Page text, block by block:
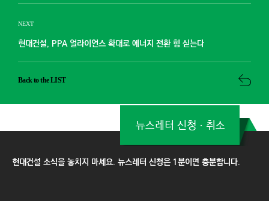
NEXT
현대건설, PPA 얼라이언스 확대로 에너지 전환 힘 싣는다
Back to the LIST
현대건설 소식을 놓치지 마세요. 뉴스레터 신청은 1분이면 충분합니다.
뉴스레터 신청ㆍ취소